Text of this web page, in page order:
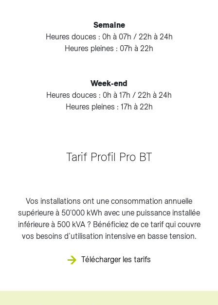
Semaine
Heures douces : 0h à 07h / 22h à 24h
Heures pleines : 07h à 22h
Week-end
Heures douces : 0h à 17h / 22h à 24h
Heures pleines : 17h à 22h
Tarif Profil Pro BT
Vos installations ont une consommation annuelle
supérieure à 50'000 kWh avec une puissance installée
inférieure à 500 kVA ? Bénéficiez de ce tarif qui couvre
vos besoins d’utilisation intensive en basse tension.
Télécharger les tarifs